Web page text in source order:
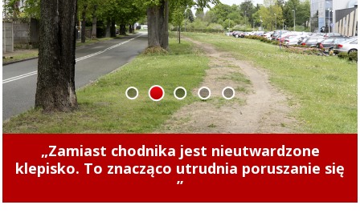
Concordia u siebie z Naki Olsztyn. Wygraj
rower!
1 2 3 4 5